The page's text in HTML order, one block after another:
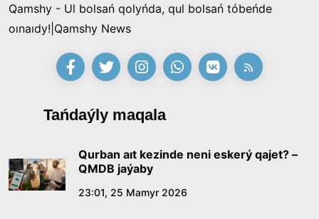
Qamshy - Ul bolsań qolyńda, qul bolsań tóbeńde
oınaıdy!|Qamshy News
Tańdaýly maqala
Qurban aıt kezinde neni eskerý qajet? –
QMDB jaýaby
23:01, 25 Mamyr 2026